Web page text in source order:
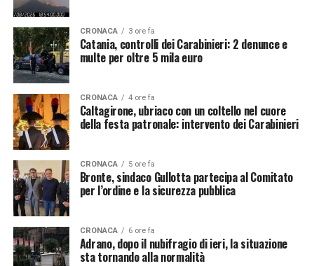
CRONACA 3 ore fa
Catania, controlli dei Carabinieri: 2 denunce e
multe per oltre 5 mila euro
CRONACA 4 ore fa
Caltagirone, ubriaco con un coltello nel cuore
della festa patronale: intervento dei Carabinieri
CRONACA 5 ore fa
Bronte, sindaco Gullotta partecipa al Comitato
per l’ordine e la sicurezza pubblica
CRONACA 6 ore fa
Adrano, dopo il nubifragio di ieri, la situazione
sta tornando alla normalità